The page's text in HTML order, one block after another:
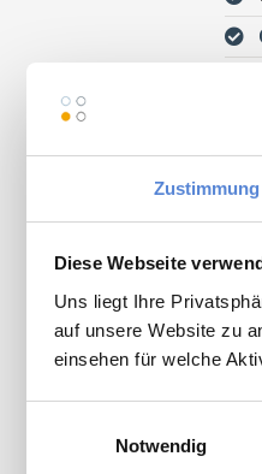
Zustimmung
Diese Webseite
Uns liegt Ihre
auf unsere Website zu
einsehen für welche
Notwendig